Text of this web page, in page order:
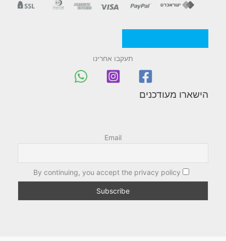
תעקבו אחרינו
הישארו מעודכנים
Email
By continuing, you accept the privacy policy